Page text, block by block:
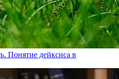
Понятие дейксиса в